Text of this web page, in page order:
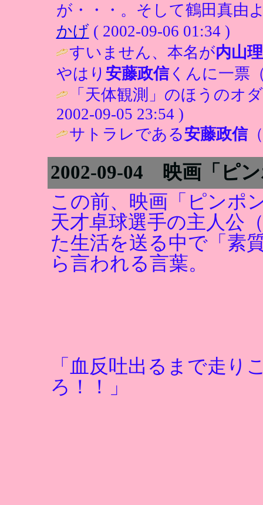
が・・・。そして鶴田真由
かげ( 2002-09-06 01:34 )
すいません、本名が内山
やはり 安藤政信くんに一票
「天体観測」のほうのオ
2002-09-05 23:54 )
サトラレである安藤政信
2002-09-04 映画「ピ
この前、映画「ピンポ
天才卓球選手の主人公
た生活を送る中で「素
ら言われる言葉。
「血反吐出るまで走り
ろ！！」